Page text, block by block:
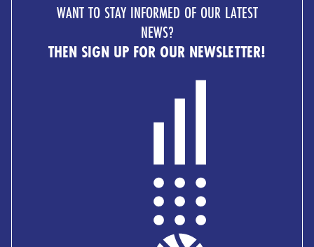
WANT TO STAY INFORMED OF OUR LATEST
NEWS?
THEN SIGN UP FOR OUR NEWSLETTER!